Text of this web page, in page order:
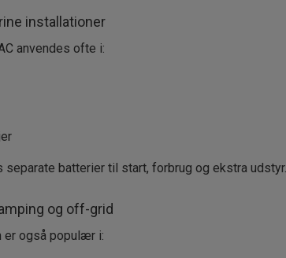
installationer
anvendes ofte i:
separate batterier til start, forbrug og ekstra udstyr.
og off-grid
er også populær i: